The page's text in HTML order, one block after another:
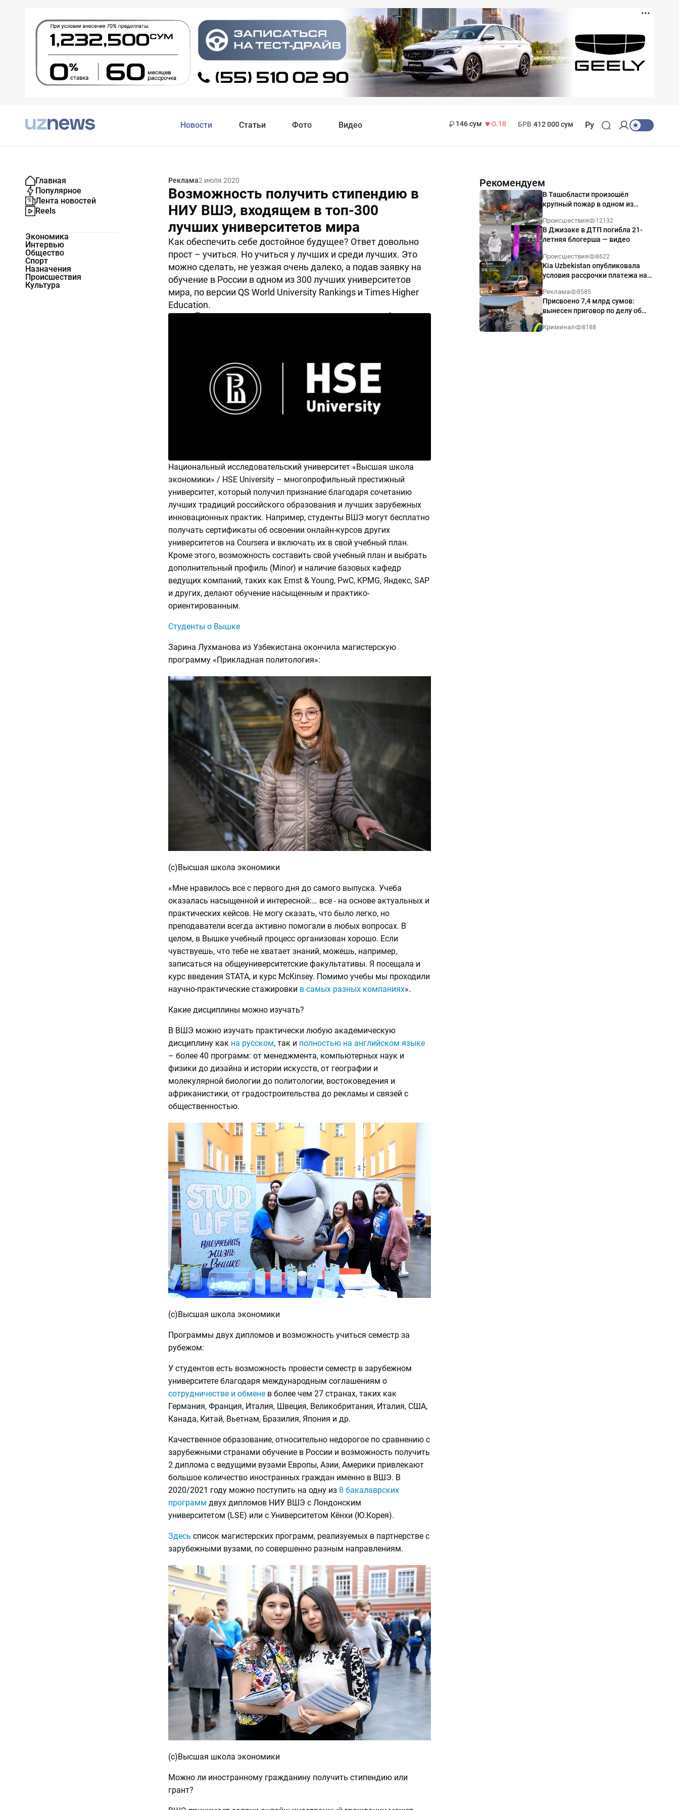
Новости Статьи Фото Видео
146 сум
-0.18
БРВ 412 000 сум Ру
Главная
Популярное
Лента новостей
Reels
Экономика
Интервью
Общество
Спорт
Назначения
Происшествия
Культура
Реклама2 июля 2020
Возможность получить стипендию в
НИУ ВШЭ, входящем в топ-300
лучших университетов мира
Как обеспечить себе достойное будущее? Ответ довольно
прост – учиться. Но учиться у лучших и среди лучших. Это
можно сделать, не уезжая очень далеко, а подав заявку на
обучение в России в одном из 300 лучших университетов
мира, по версии QS World University Rankings и Times Higher
Education.
Поделиться
Национальный исследовательский университет «Высшая школа
экономики» / HSE University – многопрофильный престижный
университет, который получил признание благодаря сочетанию
лучших традиций российского образования и лучших зарубежных
инновационных практик. Например, студенты ВШЭ могут бесплатно
получать сертификаты об освоении онлайн-курсов других
университетов на Coursera и включать их в свой учебный план.
Кроме этого, возможность составить свой учебный план и выбрать
дополнительный профиль (Minor) и наличие базовых кафедр
ведущих компаний, таких как Ernst & Young, PwC, KPMG, Яндекс, SAP
и других, делают обучение насыщенным и практико-
ориентированным.
Студенты о Вышке
Зарина Лухманова из Узбекистана окончила магистерскую
программу «Прикладная политология»:
(с)Высшая школа экономики
«Мне нравилось все с первого дня до самого выпуска. Учеба
оказалась насыщенной и интересной:… все - на основе актуальных и
практических кейсов. Не могу сказать, что было легко, но
преподаватели всегда активно помогали в любых вопросах. В
целом, в Вышке учебный процесс организован хорошо. Если
чувствуешь, что тебе не хватает знаний, можешь, например,
записаться на общеуниверситетские факультативы. Я посещала и
курс введения STATA, и курс McKinsey. Помимо учебы мы проходили
научно-практические стажировки в самых разных компаниях».
Какие дисциплины можно изучать?
В ВШЭ можно изучать практически любую академическую
дисциплину как на русском, так и полностью на английском языке
– более 40 программ: от менеджмента, компьютерных наук и
физики до дизайна и истории искусств, от географии и
молекулярной биологии до политологии, востоковедения и
африканистики, от градостроительства до рекламы и связей с
общественностью.
(с)Высшая школа экономики
Программы двух дипломов и возможность учиться семестр за
рубежом:
У студентов есть возможность провести семестр в зарубежном
университете благодаря международным соглашениям о
сотрудничестве и обменев более чем 27 странах, таких как
Германия, Франция, Италия, Швеция, Великобритания, Италия, США,
Канада, Китай, Вьетнам, Бразилия, Япония и др.
Качественное образование, относительно недорогое по сравнению с
зарубежными странами обучение в России и возможность получить
2 диплома с ведущими вузами Европы, Азии, Америки привлекают
большое количество иностранных граждан именно в ВШЭ. В
2020/2021 году можно поступить на одну из 8 бакалаврских
программ двух дипломов НИУ ВШЭ с Лондонским
университетом (LSE) или с Университетом Кёнхи (Ю.Корея).
Здесь список магистерских программ, реализуемых в партнерстве с
зарубежными вузами, по совершенно разным направлениям.
(с)Высшая школа экономики
Можно ли иностранному гражданину получить стипендию или
грант?
Рекомендуем
В Ташобласти произошёл
крупный пожар в одном из
Происшествия 12132
В Джизаке в ДТП погибла 21-
летняя блогерша — видео
Происшествия 8622
Kia Uzbekistan опубликовала
условия рассрочки платежа на
годовых
Реклама 8585
Присвоено 7,4 млрд сумов:
вынесен приговор по делу об
Ташкенте
Криминал 8188